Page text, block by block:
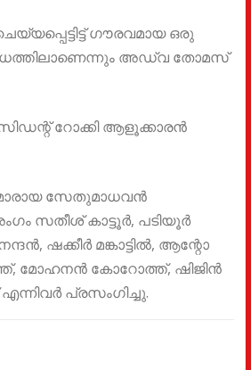
ഗൗരവമായ ഒരു
അഡ്വ തോമസ്
റോക്കി ആളൂക്കാരൻ
സേതുമാധവൻ
സതീശ് കാട്ടൂർ, പടിയൂർ
ഷക്കീർ മങ്കാട്ടിൽ, ആന്റോ
മോഹനൻ കോറോത്ത്, ഷിജിൻ
എന്നിവർ പ്രസംഗിച്ചു.